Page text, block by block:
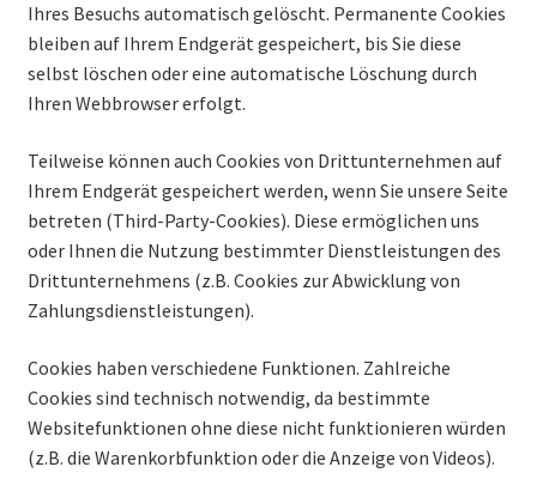
Ihres Besuchs automatisch gelöscht. Permanente Cookies
bleiben auf Ihrem Endgerät gespeichert, bis Sie diese
selbst löschen oder eine automatische Löschung durch
Ihren Webbrowser erfolgt.
Teilweise können auch Cookies von Drittunternehmen auf
Ihrem Endgerät gespeichert werden, wenn Sie unsere Seite
betreten (Third-Party-Cookies). Diese ermöglichen uns
oder Ihnen die Nutzung bestimmter Dienstleistungen des
Drittunternehmens (z.B. Cookies zur Abwicklung von
Zahlungsdienstleistungen).
Cookies haben verschiedene Funktionen. Zahlreiche
Cookies sind technisch notwendig, da bestimmte
Websitefunktionen ohne diese nicht funktionieren würden
(z.B. die Warenkorbfunktion oder die Anzeige von Videos).